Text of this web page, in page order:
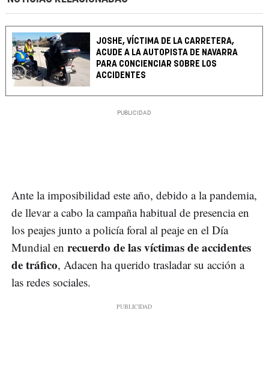
JOSHE, VÍCTIMA DE LA CARRETERA,
ACUDE A LA AUTOPISTA DE NAVARRA
PARA CONCIENCIAR SOBRE LOS
ACCIDENTES
Ante la imposibilidad este año, debido a la pandemia,
de llevar a cabo la campaña habitual de presencia en
los peajes junto a policía foral al peaje en el Día
Mundial en recuerdo de las víctimas de accidentes
de tráfico, Adacen ha querido trasladar su acción a
las redes sociales.